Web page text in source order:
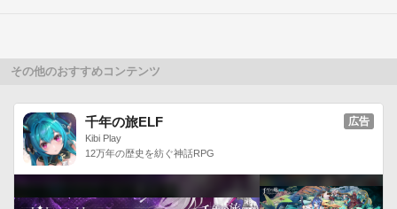
http://goo.gl/W6lqqp※お問い合わせ種別「ご意見/ご要望」を選
ご了承ください。このアプリケーションには、（株）ＣＲＩ・
ミドルウェアの「CRIWARE (TM)」が使用されています。
その他のおすすめコンテンツ
千年の旅ELF
Kibi Play
12万年の歴史を紡ぐ神話RPG
広告